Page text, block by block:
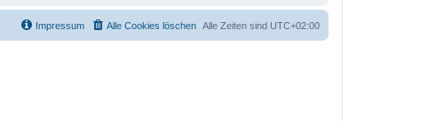
Alle Zeiten sind UTC+02:00
Alle Cookies löschen
Impressum